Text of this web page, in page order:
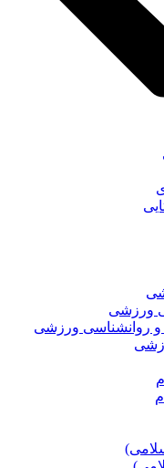
ورزشی
و روانشناسی ورزشی